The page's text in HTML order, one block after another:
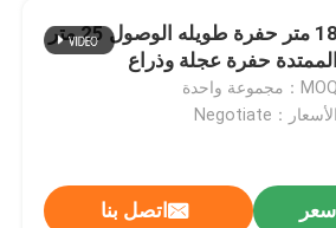
18 متر حفرة طويله الوصول 25 متر
الممتدة حفرة عجلة وذراع
MOQ：مجموعة واحدة
الأسعار：Negotiate
اتصل بنا